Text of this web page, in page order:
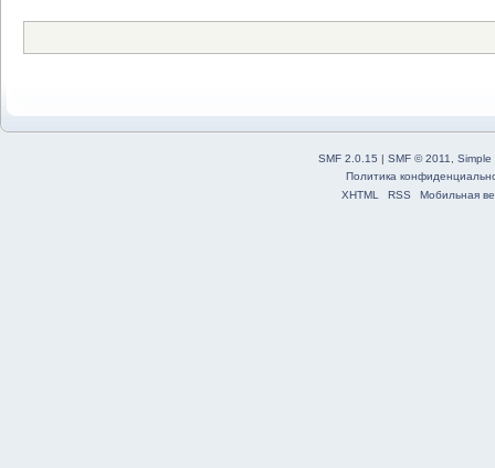
SMF 2.0.15 | SMF © 2011
Simple
Политика
XHTML
RSS Мобильная